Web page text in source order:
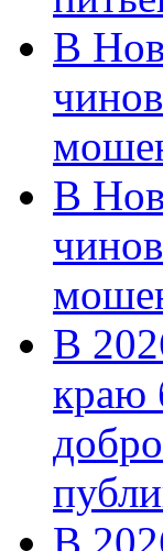
В
В
В
краю
В